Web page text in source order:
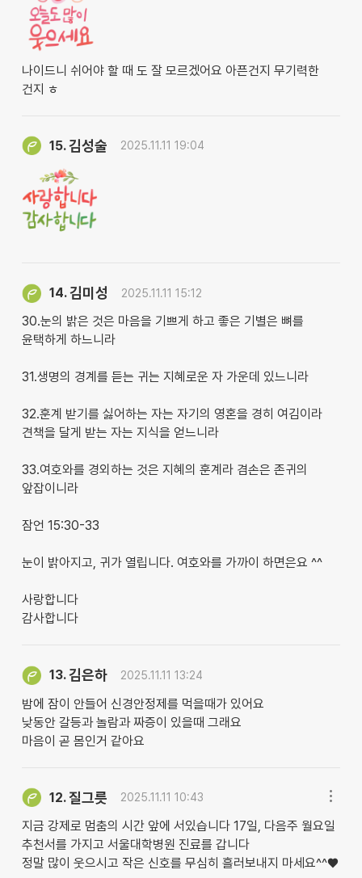
나이드니 쉬어야 할 때 도 잘 모르겠어요 아픈건지 무기력한
건지 ㅎ
15.김성술 2025.11.11 19:04
14.김미성 2025.11.11 15:12
30.눈의 밝은 것은 마음을 기쁘게 하고 좋은 기별은 뼈를
윤택하게 하느니라
31.생명의 경계를 듣는 귀는 지혜로운 자 가운데 있느니라
32.훈계 받기를 싫어하는 자는 자기의 영혼을 경히 여김이라
견책을 달게 받는 자는 지식을 얻느니라
33.여호와를 경외하는 것은 지혜의 훈계라 겸손은 존귀의
앞잡이니라
잠언 15:30-33
눈이 밝아지고, 귀가 열립니다. 여호와를 가까이 하면은요 ^^
사랑합니다
감사합니다
13.김은하 2025.11.11 13:24
밤에 잠이 안들어 신경안정제를 먹을때가 있어요
낮동안 갈등과 놀람과 짜증이 있을때 그래요
마음이 곧 몸인거 같아요
12.질그릇 2025.11.11 10:43
지금 강제로 멈춤의 시간 앞에 서있습니다 17일, 다음주 월요일
추천서를 가지고 서울대학병원 진료를 갑니다
정말 많이 웃으시고 작은 신호를 무심히 흘러보내지 마세요^^♥︎